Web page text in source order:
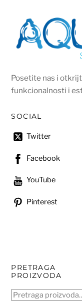
Posetite nas i
funkcionalnosti i
SOCIAL
Twitter
Facebook
YouTube
Pinterest
PRETRAGA
PROIZVODA
Pretraga